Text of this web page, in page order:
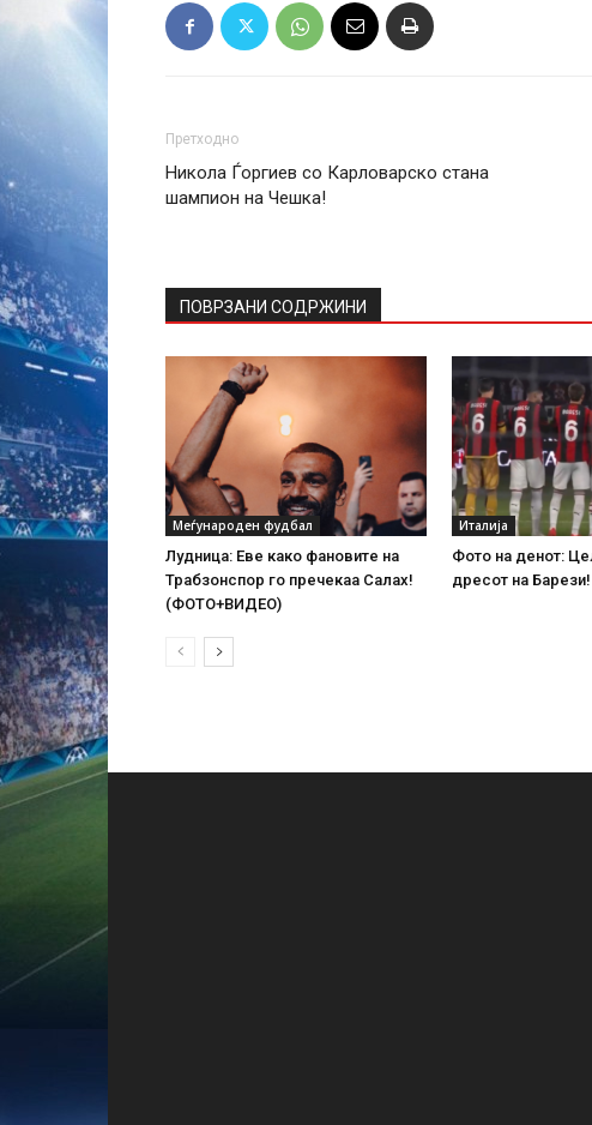
Претходно
Никола Ѓоргиев со Карловарско стана
шампион на Чешка!
ПОВРЗАНИ СОДРЖИНИ
Меѓународен фудбал
Лудница: Еве како фановите на
Трабзонспор го пречекаа Салах!
(ФОТО+ВИДЕО)
Италија
Фото на денот:
дресот на